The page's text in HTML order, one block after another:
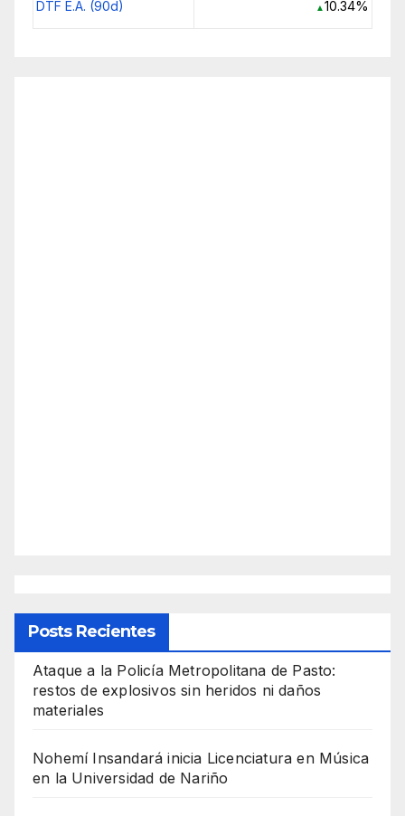
DTF E.A. (90d) ▲10.34%
Posts Recientes
Ataque a la Policía Metropolitana de Pasto:
restos de explosivos sin heridos ni daños
materiales
Nohemí Insandará inicia Licenciatura en Música
en la Universidad de Nariño